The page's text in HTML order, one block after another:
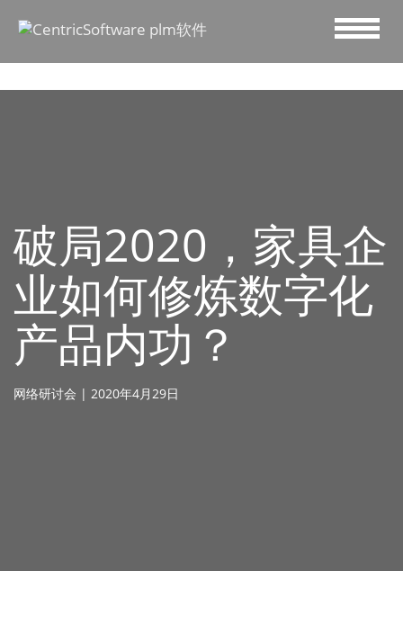
破局2020，家具企
业如何修炼数字化
产品内功？
网络研讨会 | 2020年4月29日